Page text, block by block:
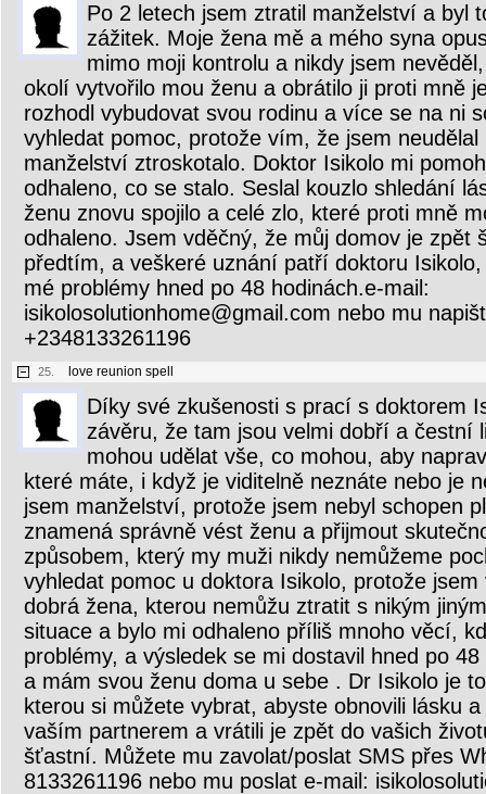
Po 2 letech jsem ztratil manželství a byl
zážitek. Moje žena mě a mého syna
mimo moji kontrolu a nikdy jsem
okolí vytvořilo mou ženu a obrátilo ji proti mně
rozhodl vybudovat svou rodinu a více se na ni
vyhledat pomoc, protože vím, že jsem
manželství ztroskotalo. Doktor Isikolo mi
odhaleno, co se stalo. Seslal kouzlo shledání
ženu znovu spojilo a celé zlo, které proti mně
odhaleno. Jsem vděčný, že můj domov je zpět
předtím, a veškeré uznání patří doktoru
mé problémy hned po 48 hodinách.e-mail:
isikolosolutionhome@gmail.com nebo mu
+2348133261196
25. love reunion spell
Díky své zkušenosti s prací s doktorem
závěru, že tam jsou velmi dobří a čestní
mohou udělat vše, co mohou, aby
které máte, i když je viditelně neznáte nebo je
jsem manželství, protože jsem nebyl schopen
znamená správně vést ženu a přijmout
způsobem, který my muži nikdy nemůžeme
vyhledat pomoc u doktora Isikolo, protože
dobrá žena, kterou nemůžu ztratit s nikým
situace a bylo mi odhaleno příliš mnoho věcí,
problémy, a výsledek se mi dostavil hned po
a mám svou ženu doma u sebe . Dr Isikolo je
kterou si můžete vybrat, abyste obnovili lásku
vaším partnerem a vrátili je zpět do vašich
šťastní. Můžete mu zavolat/poslat SMS přes
8133261196 nebo mu poslat e-mail: